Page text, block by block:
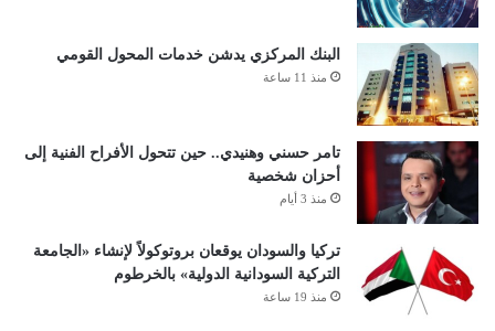
البنك المركزي يدشن خدمات المحول القومي
منذ 11 ساعة
تامر حسني وهنيدي.. حين تتحول الأفراح الفنية إلى
أحزان شخصية
منذ 3 أيام
تركيا والسودان يوقعان بروتوكولاً لإنشاء «الجامعة
التركية السودانية الدولية» بالخرطوم
منذ 19 ساعة